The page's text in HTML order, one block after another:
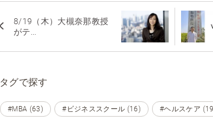
8/19（木）大槻奈那教授
がテ...
タグで探す
#MBA (63) #ビジネススクール (16) #ヘルスケア